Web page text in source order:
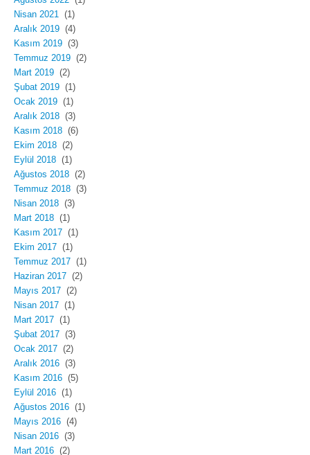
Nisan 2021 (1)
Aralık 2019 (4)
Kasım 2019 (3)
Temmuz 2019 (2)
Mart 2019 (2)
Şubat 2019 (1)
Ocak 2019 (1)
Aralık 2018 (3)
Kasım 2018 (6)
Ekim 2018 (2)
Eylül 2018 (1)
Ağustos 2018 (2)
Temmuz 2018 (3)
Nisan 2018 (3)
Mart 2018 (1)
Kasım 2017 (1)
Ekim 2017 (1)
Temmuz 2017 (1)
Haziran 2017 (2)
Mayıs 2017 (2)
Nisan 2017 (1)
Mart 2017 (1)
Şubat 2017 (3)
Ocak 2017 (2)
Aralık 2016 (3)
Kasım 2016 (5)
Eylül 2016 (1)
Ağustos 2016 (1)
Mayıs 2016 (4)
Nisan 2016 (3)
Mart 2016 (2)